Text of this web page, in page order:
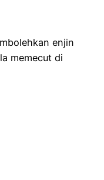
enjin
memecut di